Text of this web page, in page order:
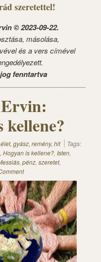
szeretettel!
© 2023-09-22.
másolása,
és a vers címével
fenntartva
kellene?
gyász, remény, hit
Tags:
, Hogyan is kellene?, Isten,
, pénz, szeretet,